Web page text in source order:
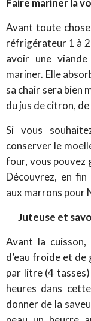
Faire mariner la
Avant toute
réfrigérateur 1 à 2
avoir une
mariner. Elle
sa chair sera bien
du jus de citron,
Si vous
conserver le
four, vous pouvez
Découvrez, en
aux marrons pour
Juteuse et
Avant la cuisson,
d’eau froide et
par litre (4
heures dans
donner de la